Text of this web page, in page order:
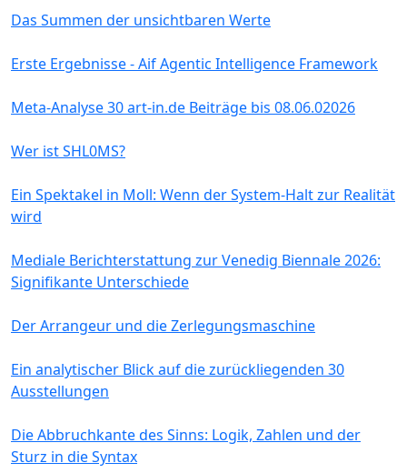
Das Summen der unsichtbaren Werte
Erste Ergebnisse - Aif Agentic Intelligence Framework
Meta-Analyse 30 art-in.de Beiträge bis 08.06.02026
Wer ist SHL0MS?
Ein Spektakel in Moll: Wenn der System-Halt zur Realität
wird
Mediale Berichterstattung zur Venedig Biennale 2026:
Signifikante Unterschiede
Der Arrangeur und die Zerlegungsmaschine
Ein analytischer Blick auf die zurückliegenden 30
Ausstellungen
Die Abbruchkante des Sinns: Logik, Zahlen und der
Sturz in die Syntax